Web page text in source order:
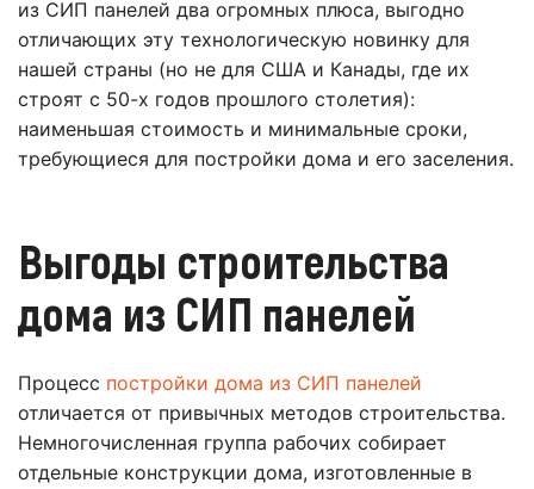
из СИП панелей два огромных плюса, выгодно
отличающих эту технологическую новинку для
нашей страны (но не для США и Канады, где их
строят с 50-х годов прошлого столетия):
наименьшая стоимость и минимальные сроки,
требующиеся для постройки дома и его заселения.
Выгоды строительства
дома из СИП панелей
Процесс постройки дома из СИП панелей
отличается от привычных методов строительства.
Немногочисленная группа рабочих собирает
отдельные конструкции дома, изготовленные в